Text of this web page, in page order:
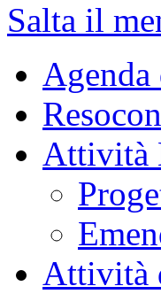
Salta il
Attività
Attività